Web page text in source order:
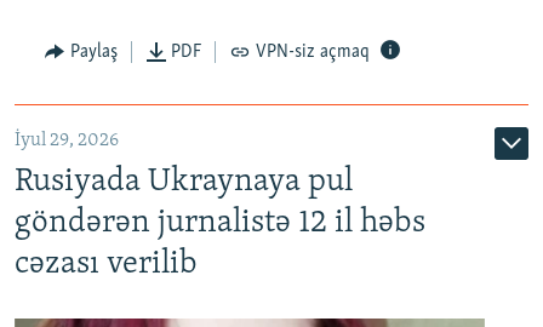
Paylaş PDF VPN-siz açmaq
İyul 29, 2026
Rusiyada Ukraynaya pul
göndərən jurnalistə 12 il həbs
cəzası verilib